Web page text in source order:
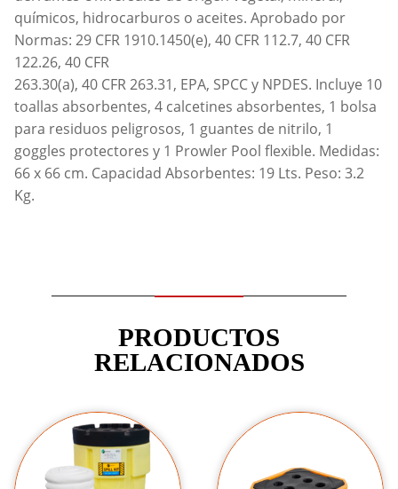
químicos, hidrocarburos o aceites. Aprobado por
Normas: 29 CFR 1910.1450(e), 40 CFR 112.7, 40 CFR
122.26, 40 CFR
263.30(a), 40 CFR 263.31, EPA, SPCC y NPDES. Incluye 10
toallas absorbentes, 4 calcetines absorbentes, 1 bolsa
para residuos peligrosos, 1 guantes de nitrilo, 1
goggles protectores y 1 Prowler Pool flexible. Medidas:
66 x 66 cm. Capacidad Absorbentes: 19 Lts. Peso: 3.2
Kg.
PRODUCTOS
RELACIONADOS